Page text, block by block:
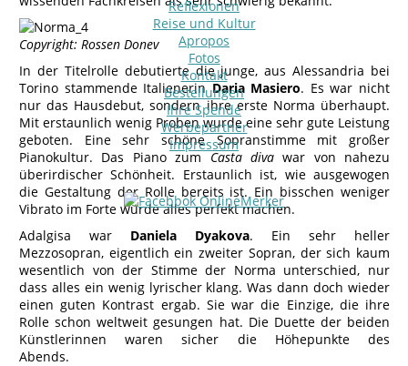
Reflexionen
Reise und Kultur
Apropos
Fotos
Kontakt
Bestellungen
Ihre Spende
Werbepartner
Impressum
Copyright: Rossen Donev
In der Titelrolle debutierte die junge, aus Alessandria bei
Torino stammende ItalienerinDaria Masiero. Es war nicht
nur das Hausdebut, sondern ihre erste Norma überhaupt.
Mit erstaunlich wenig Proben wurde eine sehr gute Leistung
geboten. Eine sehr schöne Sopranstimme mit großer
Pianokultur. Das Piano zumCasta divawar von nahezu
überirdischer Schönheit. Erstaunlich ist, wie ausgewogen
die Gestaltung der Rolle bereits ist. Ein bisschen weniger
Vibrato im Forte würde alles perfekt machen.
Adalgisa war Daniela Dyakova. Ein sehr heller
Mezzosopran, eigentlich ein zweiter Sopran, der sich kaum
wesentlich von der Stimme der Norma unterschied, nur
dass alles ein wenig lyrischer klang. Was dann doch wieder
einen guten Kontrast ergab. Sie war die Einzige, die ihre
Rolle schon weltweit gesungen hat. Die Duette der beiden
Künstlerinnen waren sicher die Höhepunkte des
Abends.